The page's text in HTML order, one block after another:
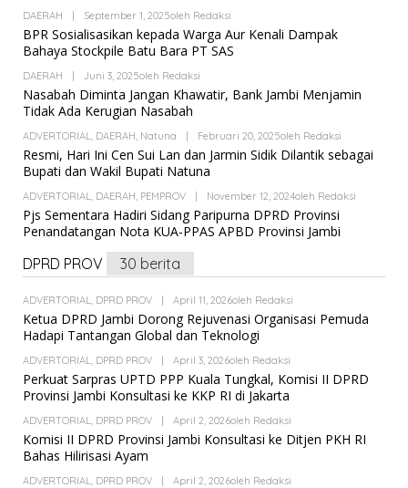
DAERAH September 1, 2025Oleh Redaksi
BPR Sosialisasikan kepada Warga Aur Kenali Dampak
Bahaya Stockpile Batu Bara PT SAS
DAERAH Juni 3, 2025Oleh Redaksi
Nasabah Diminta Jangan Khawatir, Bank Jambi Menjamin
Tidak Ada Kerugian Nasabah
ADVERTORIAL, DAERAH, Natuna Februari 20, 2025Oleh Redaksi
Resmi, Hari Ini Cen Sui Lan dan Jarmin Sidik Dilantik sebagai
Bupati dan Wakil Bupati Natuna
ADVERTORIAL, DAERAH, PEMPROV November 12, 2024Oleh Redaksi
Pjs Sementara Hadiri Sidang Paripurna DPRD Provinsi
Penandatangan Nota KUA-PPAS APBD Provinsi Jambi
DPRD PROV 30 berita
ADVERTORIAL, DPRD PROV April 11, 2026Oleh Redaksi
Ketua DPRD Jambi Dorong Rejuvenasi Organisasi Pemuda
Hadapi Tantangan Global dan Teknologi
ADVERTORIAL, DPRD PROV April 3, 2026Oleh Redaksi
Perkuat Sarpras UPTD PPP Kuala Tungkal, Komisi II DPRD
Provinsi Jambi Konsultasi ke KKP RI di Jakarta
ADVERTORIAL, DPRD PROV April 2, 2026Oleh Redaksi
Komisi II DPRD Provinsi Jambi Konsultasi ke Ditjen PKH RI
Bahas Hilirisasi Ayam
ADVERTORIAL, DPRD PROV April 2, 2026Oleh Redaksi